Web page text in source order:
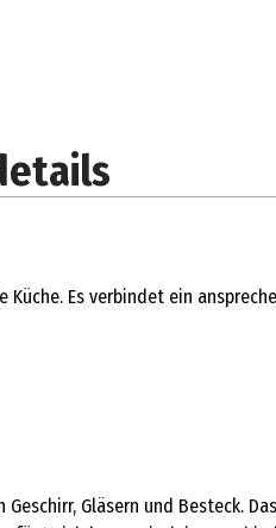
Es verbindet ein
Gläsern und Besteck.